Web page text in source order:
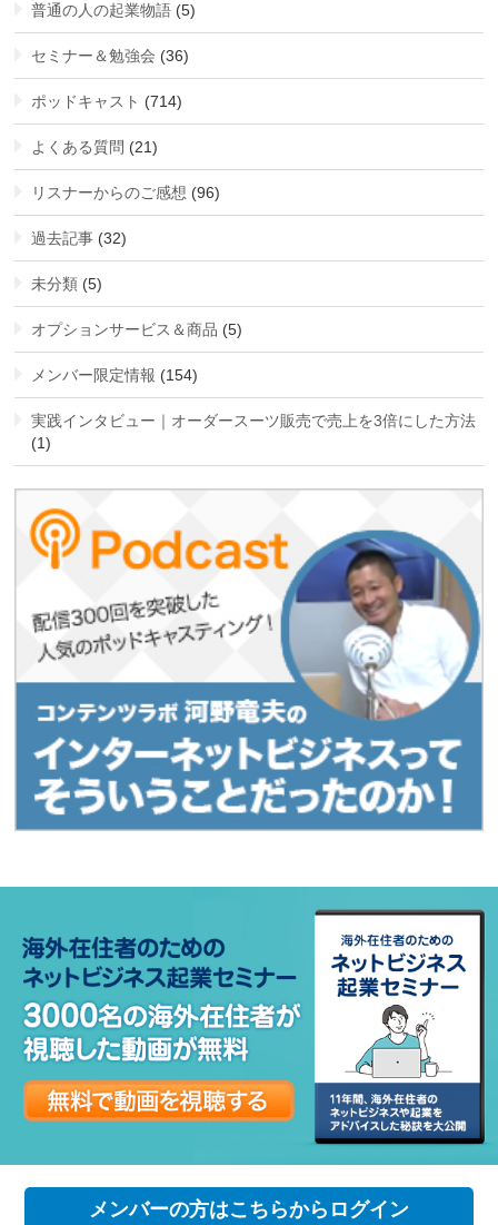
普通の人の起業物語 (5)
セミナー＆勉強会 (36)
ポッドキャスト (714)
よくある質問 (21)
リスナーからのご感想 (96)
過去記事 (32)
未分類 (5)
オプションサービス＆商品 (5)
メンバー限定情報 (154)
実践インタビュー｜オーダースーツ販売で売上を3倍にした方法
(1)
メンバーの方はこちらからログイン